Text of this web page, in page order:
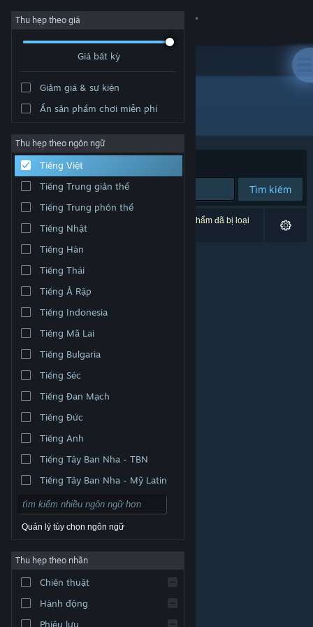
Đăng nhập
Cộng đồng
Thông tin
Hỗ trợ
Thay đổi ngôn ngữ
Cài ứng dụng Steam di động
Xem web cho desktop
thương hiệu là tài sản của chủ sở hữu tương ứng tại
Pháp lý
Hỗ trợ tiếp cận
ký Steam
|Hoàn tiền|
Thu hẹp theo giá
Giá bất kỳ
Giảm giá & sự kiện
Ẩn sản phẩm chơi miễn phí
Thu hẹp theo ngôn ngữ
Tiếng Việt
Tiếng Trung giản thể
Tiếng Trung phồn thể
Tiếng Nhật
Tiếng Hàn
Tiếng Thái
Tiếng Ả Rập
Tiếng Indonesia
Tiếng Mã Lai
Tiếng Bulgaria
Tiếng Séc
Tiếng Đan Mạch
Tiếng Đức
Tiếng Anh
Tiếng Tây Ban Nha - TBN
Tiếng Tây Ban Nha - Mỹ Latin
Quản lý tùy chọn ngôn ngữ
Thu hẹp theo nhãn
Chiến thuật
Hành động
Phiêu lưu
Nhà phát hành: MYAOSOFT
Xếp theo Độ liên quan
Tìm kiếm
0 kết quả phù hợp tìm kiếm của bạn. 4 tựa sản phẩm đã bị loại
trừ dựa trên tùy chỉnh của bạn.